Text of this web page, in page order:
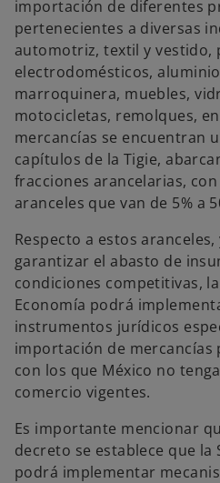
importación de diferentes
pertenecientes a diversas
automotriz, textil y vestido,
electrodomésticos,
marroquinera, muebles,
motocicletas, remolques,
mercancías se encuentran
capítulos de la Tigie,
fracciones arancelarias,
aranceles que van de 5% a
Respecto a estos
garantizar el abasto de
condiciones competitivas,
Economía podrá
instrumentos jurídicos
importación de mercancías
con los que México no
comercio vigentes.
Es importante mencionar
decreto se establece que la
podrá implementar